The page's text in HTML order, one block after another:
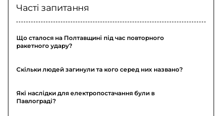
Часті запитання
Що сталося на Полтавщині під час повторного
ракетного удару?
Скільки людей загинули та кого серед них названо?
Які наслідки для електропостачання були в
Павлограді?